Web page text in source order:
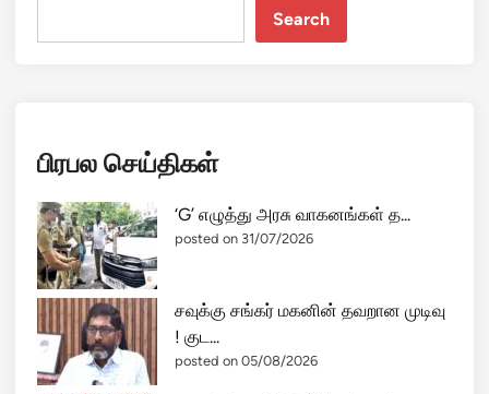
Search
பிரபல செய்திகள்
‘G’ எழுத்து அரசு வாகனங்கள் த...
posted on 31/07/2026
சவுக்கு சங்கர் மகனின் தவறான முடிவு
! குட...
posted on 05/08/2026